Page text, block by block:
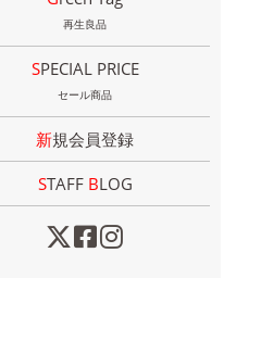
再生良品
SPECIAL PRICE
セール商品
新規会員登録
STAFF BLOG